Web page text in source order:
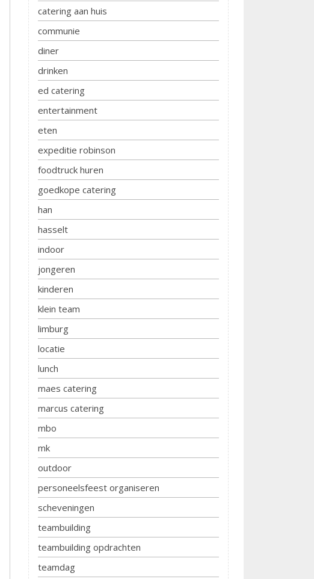
catering aan huis
communie
diner
drinken
ed catering
entertainment
eten
expeditie robinson
foodtruck huren
goedkope catering
han
hasselt
indoor
jongeren
kinderen
klein team
limburg
locatie
lunch
maes catering
marcus catering
mbo
mk
outdoor
personeelsfeest organiseren
scheveningen
teambuilding
teambuilding opdrachten
teamdag